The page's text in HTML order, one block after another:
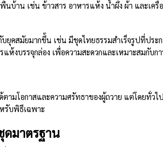
บ้าน เช่น ข้าวสาร อาหารแห้ง น้ำผึ้ง ผ้า และเครื่
ยุคสมัยมากขึ้น เช่น มีชุดไทยธรรมสำเร็จรูปที่ประ
ห้งบรรจุกล่อง เพื่อความสะดวกและเหมาะสมกับก
ตามโอกาสและความศรัทธาของผู้ถวาย แต่โดยทั่ว
รับพิธีเฉพาะ
ดมาตรฐาน